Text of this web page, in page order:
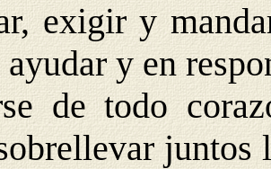
exigir y
ayudar y en
de todo
juntos